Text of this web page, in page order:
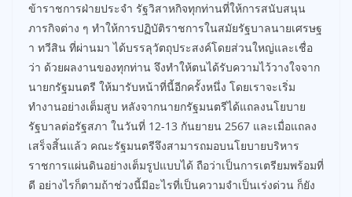
ข้าราชการฝ่ายประจำ รัฐวิสาหกิจทุกท่านที่ให้การสนับสนุน
ภารกิจต่าง ๆ ทำให้การปฏิบัติราชการในสมัยรัฐบาลนายเศรษฐ
า ทวีสิน ที่ผ่านมา ได้บรรลุวัตถุประสงค์โดยส่วนใหญ่และเชื่อ
ว่า ด้วยผลงานของทุกท่าน จึงทำให้ตนได้รับความไว้วางใจจาก
นายกรัฐมนตรี ให้มารับหน้าที่นี้อีกครั้งหนึ่ง โดยเราจะเริ่ม
ทำงานอย่างเต็มสูบ หลังจากนายกรัฐมนตรีได้แถลงนโยบาย
รัฐบาลต่อรัฐสภา ในวันที่ 12-13 กันยายน 2567 และเมื่อแถลง
เสร็จสิ้นแล้ว คณะรัฐมนตรีจึงสามารถมอบนโยบายบริหาร
ราชการแผ่นดินอย่างเต็มรูปแบบได้ ถือว่าเป็นการเตรียมพร้อมที่
ดี อย่างไรก็ตามถ้าช่วงนี้มีอะไรที่เป็นความจำเป็นเร่งด่วน ก็ยัง